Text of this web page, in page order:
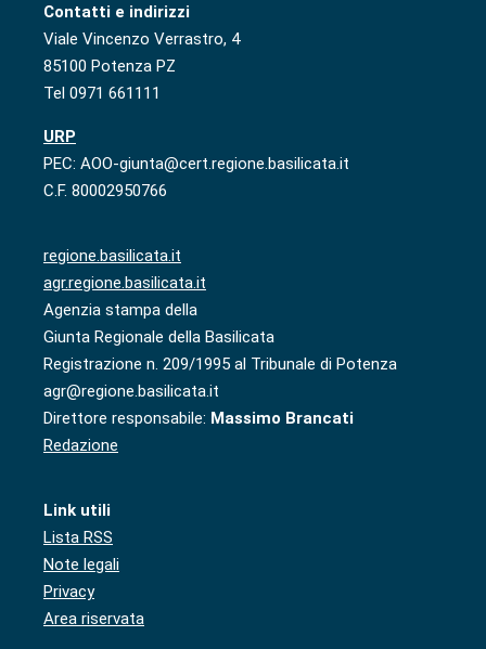
Contatti e indirizzi
Viale Vincenzo Verrastro, 4
85100 Potenza PZ
Tel 0971 661111
URP
PEC: AOO-giunta@cert.regione.basilicata.it
C.F. 80002950766
regione.basilicata.it
agr.regione.basilicata.it
Agenzia stampa della
Giunta Regionale della Basilicata
Registrazione n. 209/1995 al Tribunale di Potenza
agr@regione.basilicata.it
Direttore responsabile: Massimo Brancati
Redazione
Link utili
Lista RSS
Note legali
Privacy
Area riservata